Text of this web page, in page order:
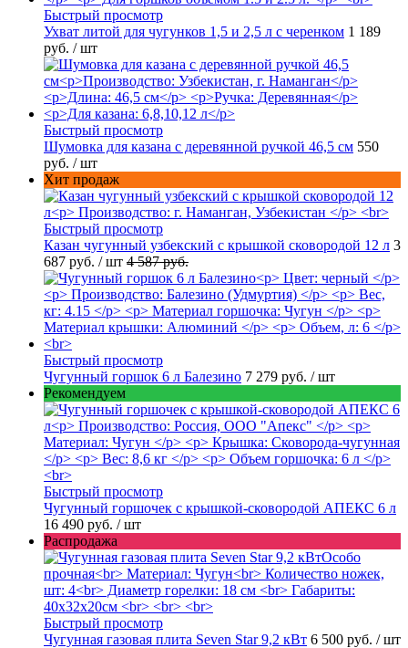
Быстрый просмотр
Ухват литой для чугунков 1,5 и 2,5 л с черенком 1 189
руб. / шт
Быстрый просмотр
Шумовка для казана с деревянной ручкой 46,5 см 550
руб. / шт
Хит продаж
Быстрый просмотр
Казан чугунный узбекский с крышкой сковородой 12 л 3
687 руб. / шт 4 587 руб.
Быстрый просмотр
Чугунный горшок 6 л Балезино 7 279 руб. / шт
Рекомендуем
Быстрый просмотр
Чугунный горшочек с крышкой-сковородой АПЕКС 6 л
16 490 руб. / шт
Распродажа
Быстрый просмотр
Чугунная газовая плита Seven Star 9,2 кВт 6 500 руб. / шт